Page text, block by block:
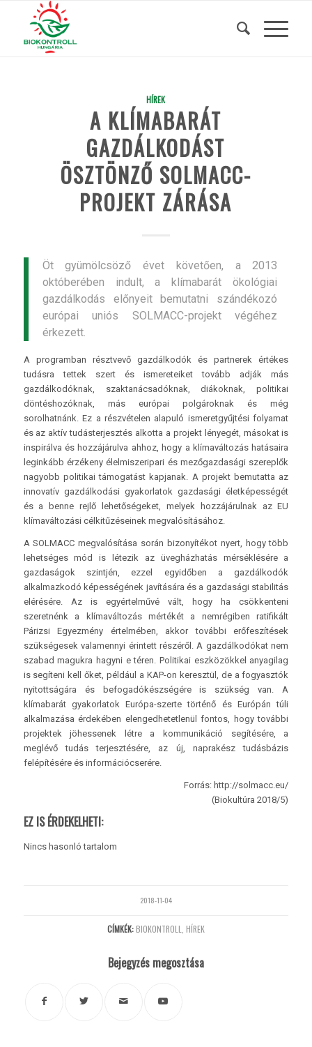
HÍREK
A KLÍMABARÁT
GAZDÁLKODÁST
ÖSZTÖNZŐ SOLMACC-
PROJEKT ZÁRÁSA
Öt gyümölcsöző évet követően, a 2013
októberében indult, a klímabarát ökológiai
gazdálkodás előnyeit bemutatni szándékozó
európai uniós SOLMACC-projekt végéhez
érkezett.
A programban résztvevő gazdálkodók és partnerek értékes
tudásra tettek szert és ismereteiket tovább adják más
gazdálkodóknak, szaktanácsadóknak, diákoknak, politikai
döntéshozóknak, más európai polgároknak és még
sorolhatnánk. Ez a részvételen alapuló ismeretgyűjtési folyamat
és az aktív tudásterjesztés alkotta a projekt lényegét, másokat is
inspirálva és hozzájárulva ahhoz, hogy a klímaváltozás hatásaira
leginkább érzékeny élelmiszeripari és mezőgazdasági szereplők
nagyobb politikai támogatást kapjanak. A projekt bemutatta az
innovatív gazdálkodási gyakorlatok gazdasági életképességét
és a benne rejlő lehetőségeket, melyek hozzájárulnak az EU
klímaváltozási célkitűzéseinek megvalósításához.
A SOLMACC megvalósítása során bizonyítékot nyert, hogy több
lehetséges mód is létezik az üvegházhatás mérséklésére a
gazdaságok szintjén, ezzel egyidőben a gazdálkodók
alkalmazkodó képességének javítására és a gazdasági stabilitás
elérésére. Az is egyértelművé vált, hogy ha csökkenteni
szeretnénk a klímaváltozás mértékét a nemrégiben ratifikált
Párizsi Egyezmény értelmében, akkor további erőfeszítések
szükségesek valamennyi érintett részéről. A gazdálkodókat nem
szabad magukra hagyni e téren. Politikai eszközökkel anyagilag
is segíteni kell őket, például a KAP-on keresztül, de a fogyasztók
nyitottságára és befogadókészségére is szükség van. A
klímabarát gyakorlatok Európa-szerte történő és Európán túli
alkalmazása érdekében elengedhetetlenül fontos, hogy további
projektek jöhessenek létre a kommunikáció segítésére, a
meglévő tudás terjesztésére, az új, naprakész tudásbázis
felépítésére és információcserére.
Forrás: http://solmacc.eu/
(Biokultúra 2018/5)
EZ IS ÉRDEKELHETI:
Nincs hasonló tartalom
2018-11-04
CÍMKÉK: BIOKONTROLL HÍREK
Bejegyzés megosztása